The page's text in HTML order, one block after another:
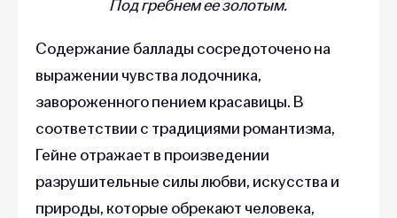
Под гребнем ее золотым.
Содержание баллады сосредоточено на
выражении чувства лодочника,
завороженного пением красавицы. В
соответствии с традициями романтизма,
Гейне отражает в произведении
разрушительные силы любви, искусства и
природы, которые обрекают человека,